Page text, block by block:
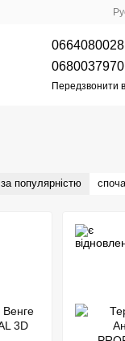
0664080028
0680037970
Передзвонити
за популярністю